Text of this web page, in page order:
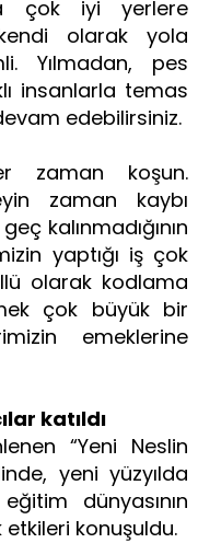
çok iyi yerlere
olarak yola
Yılmadan, pes
insanlarla temas
edebilirsiniz.
zaman koşun.
zaman kaybı
kalınmadığının
yaptığı iş çok
olarak kodlama
çok büyük bir
emeklerine
katıldı
“Yeni Neslin
yeni yüzyılda
dünyasının
konuşuldu.